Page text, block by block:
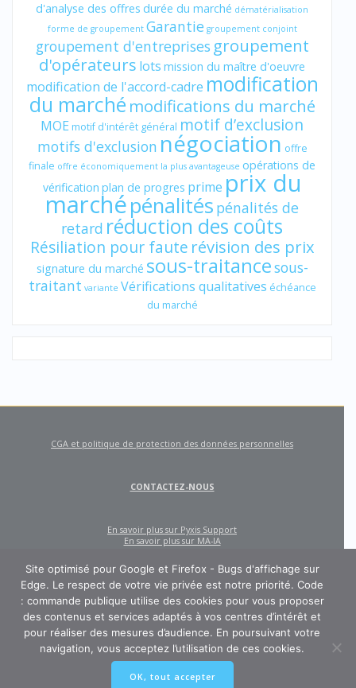
d'analyse des offres durée du marché dématérialisation
forme de groupement Garantie groupement conjoint
groupement d'entreprises groupement
d'opérateurs lots mission du maître d'oeuvre
modification de l'accord-cadre modification
du marché modifications du marché
MOE motif d'intérêt général motif d’exclusion
motifs d'exclusion négociation offre
finale offre économiquement la plus avantageuse opérations de
vérification plan de progres prime prix du
marchépénalités pénalités de
retard réduction des coûts
Résiliation pour faute révision des prix
signature du marché sous-traitancesous-
traitant variante Vérifications qualitatives échéance
du marché
CODE : COMMANDE PUBLIQUE
Un site créé et édité par Pyxis Support, cabinet de conseil en achats et
CGA et politique de protection des données personnelles
CONTACTEZ-NOUS
En savoir plus sur Pyxis Support
En savoir plus sur MA-IA
Site optimisé pour Google et Firefox - Bugs d'affichage sur
Edge. Le respect de votre vie privée est notre priorité. Code
: commande publique utilise des cookies pour vous proposer
des contenus et services adaptés à vos centres d’intérêt et
pour réaliser des mesures d’audience. En poursuivant votre
navigation, vous acceptez l’utilisation de ces cookies.
OK, tout accepter